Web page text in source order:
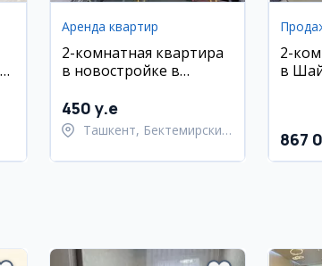
Аренда квартир
2-комнатная квартира
в новостройке в
(Водник)
450 y.e
Ташкент, Бектемирский
2-
в
867